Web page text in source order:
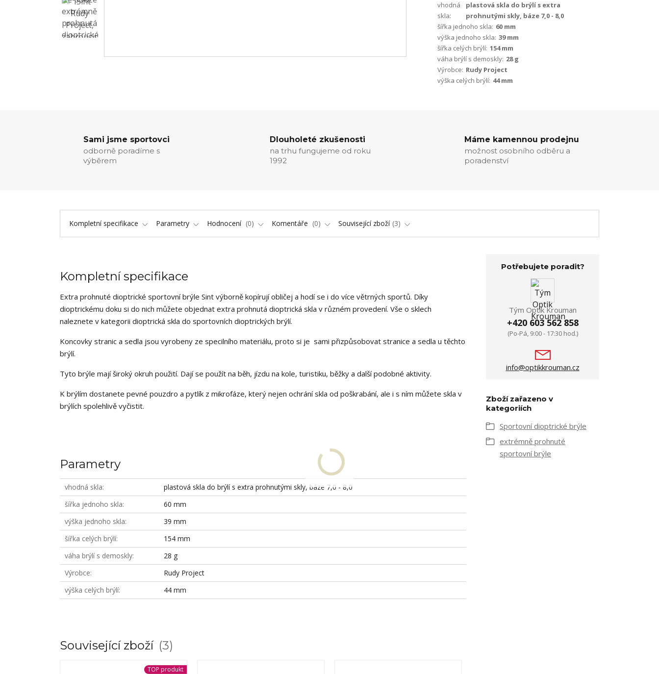
vhodná
skla:
plastová skla do brýlí s extra
prohnutými skly, báze 7,0 - 8,0
šířka jednoho skla: 60 mm
výška jednoho skla: 39 mm
šířka celých brýlí: 154 mm
váha brýlí s demoskly: 28 g
Výrobce: Rudy Project
výška celých brýlí: 44 mm
Sami jsme sportovci
odborně poradíme s
výběrem
Dlouholeté zkušenosti
na trhu fungujeme od roku
1992
Máme kamennou prodejnu
možnost osobního odběru a
poradenství
Kompletní specifikace Parametry Hodnocení 0 Komentáře 0 Související zboží 3
Kompletní specifikace
Extra prohnuté dioptrické sportovní brýle Sint výborně kopírují obličej a hodí se i do více větrných sportů. Díky
dioptrickému doku si do nich můžete objednat extra prohnutá dioptrická skla v různém provedení. Vše o sklech
naleznete v kategorii dioptrická skla do sportovních dioptrických brýlí.
Koncovky stranic a sedla jsou vyrobeny ze specilního materiálu, proto si je sami přizpůsobovat stranice a sedla u těchto
brýlí.
Tyto brýle mají široký okruh použití. Dají se použít na běh, jízdu na kole, turistiku, běžky a další podobné aktivity.
K brýlím dostanete pevné pouzdro a pytlík z mikrofáze, který nejen ochrání skla od poškrabání, ale i s ním můžete skla v
brýlích spolehlivě vyčistit.
Parametry
vhodná skla
plastová skla do brýlí s extra prohnutými skly, báze 7,0 - 8,0
šířka jednoho skla
60 mm
výška jednoho skla
39 mm
šířka celých brýlí
154 mm
váha brýlí s demoskly
28 g
Výrobce
Rudy Project
výška celých brýlí
44 mm
Potřebujete poradit?
Tým Optik Krouman
+420 603 562 858
(Po-Pá, 9:00 - 17:30 hod.)
info@optikkrouman.cz
Zboží zařazeno v
kategoriích
Sportovní dioptrické brýle
extrémně prohnuté
sportovní brýle
Související zboží 3
TOP produkt